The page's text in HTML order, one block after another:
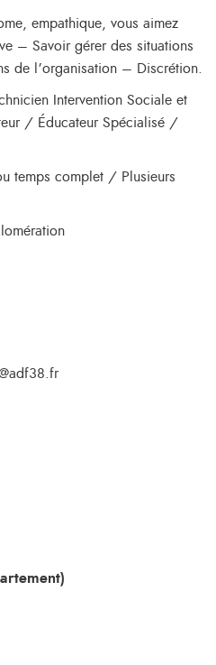
empathique, vous aimez
– Savoir gérer des situations
de l’organisation – Discrétion.
Intervention Sociale et
/ Éducateur Spécialisé /
temps complet / Plusieurs